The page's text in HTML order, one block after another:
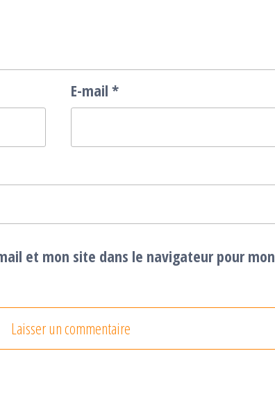
E-mail *
et mon site dans le navigateur pour mon